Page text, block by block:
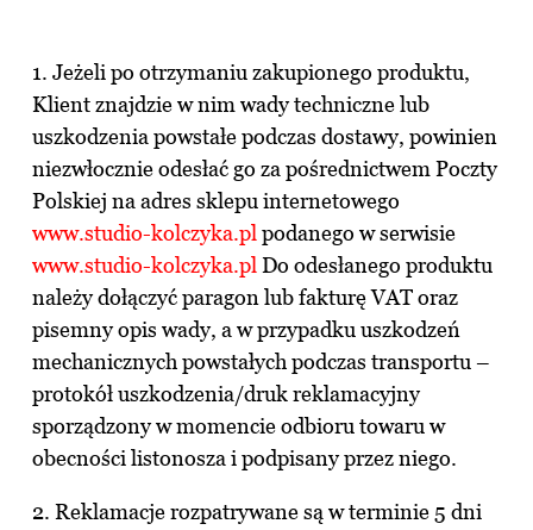
1. Jeżeli po otrzymaniu zakupionego produktu,
Klient znajdzie w nim wady techniczne lub
uszkodzenia powstałe podczas dostawy, powinien
niezwłocznie odesłać go za pośrednictwem Poczty
Polskiej na adres sklepu internetowego
www.studio-kolczyka.pl podanego w serwisie
www.studio-kolczyka.pl Do odesłanego produktu
należy dołączyć paragon lub fakturę VAT oraz
pisemny opis wady, a w przypadku uszkodzeń
mechanicznych powstałych podczas transportu –
protokół uszkodzenia/druk reklamacyjny
sporządzony w momencie odbioru towaru w
obecności listonosza i podpisany przez niego.
2. Reklamacje rozpatrywane są w terminie 5 dni